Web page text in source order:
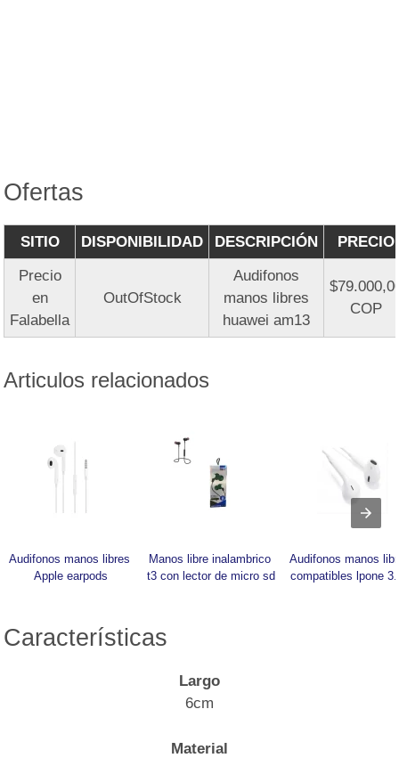
Ofertas
SITIO DISPONIBILIDAD DESCRIPCIÓN
PRECIO
Precio
en
Falabella
OutOfStock
Audifonos
manos libres
huawei am13
COP
Articulos relacionados
Audifonos manos libres
Apple earpods
Manos libre inalambrico
t3 con lector de micro sd
Audifonos manos
compatibles lpone
Características
Largo
6cm
Material